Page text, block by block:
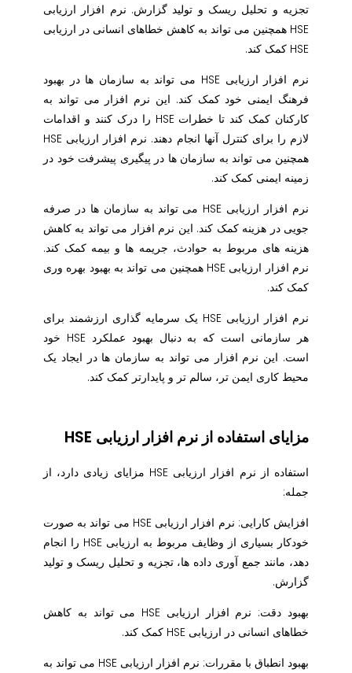
تجزیه و تحلیل ریسک و تولید گزارش. نرم افزار ارزیابی
HSE همچنین می تواند به کاهش خطاهای انسانی در ارزیابی
HSE کمک کند.
نرم افزار ارزیابی HSE می تواند به سازمان ها در بهبود
فرهنگ ایمنی خود کمک کند. این نرم افزار می تواند به
کارکنان کمک کند تا خطرات HSE را درک کنند و اقدامات
لازم را برای کنترل آنها انجام دهند. نرم افزار ارزیابی HSE
همچنین می تواند به سازمان ها در پیگیری پیشرفت خود در
زمینه ایمنی کمک کند.
نرم افزار ارزیابی HSE می تواند به سازمان ها در صرفه
جویی در هزینه کمک کند. این نرم افزار می تواند به کاهش
هزینه های مربوط به حوادث، جریمه ها و بیمه کمک کند.
نرم افزار ارزیابی HSE همچنین می تواند به بهبود بهره وری
کمک کند.
نرم افزار ارزیابی HSE یک سرمایه گذاری ارزشمند برای
هر سازمانی است که به دنبال بهبود عملکرد HSE خود
است. این نرم افزار می تواند به سازمان ها در ایجاد یک
محیط کاری ایمن تر، سالم تر و پایدارتر کمک کند.
مزایای استفاده از نرم افزار ارزیابی HSE
استفاده از نرم افزار ارزیابی HSE مزایای زیادی دارد، از
جمله:
افزایش کارایی: نرم افزار ارزیابی HSE می تواند به صورت
خودکار بسیاری از وظایف مربوط به ارزیابی HSE را انجام
دهد، مانند جمع آوری داده ها، تجزیه و تحلیل ریسک و تولید
گزارش.
بهبود دقت: نرم افزار ارزیابی HSE می تواند به کاهش
خطاهای انسانی در ارزیابی HSE کمک کند.
بهبود انطباق با مقررات: نرم افزار ارزیابی HSE می تواند به